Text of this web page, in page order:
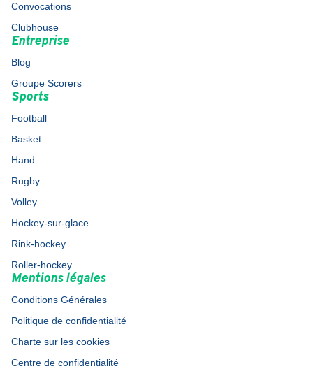
Convocations
Clubhouse
Entreprise
Blog
Groupe Scorers
Sports
Football
Basket
Hand
Rugby
Volley
Hockey-sur-glace
Rink-hockey
Roller-hockey
Mentions légales
Conditions Générales
Politique de confidentialité
Charte sur les cookies
Centre de confidentialité